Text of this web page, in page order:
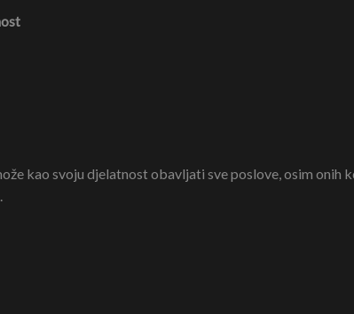
kao svoju djelatnost obavljati sve poslove, osim onih